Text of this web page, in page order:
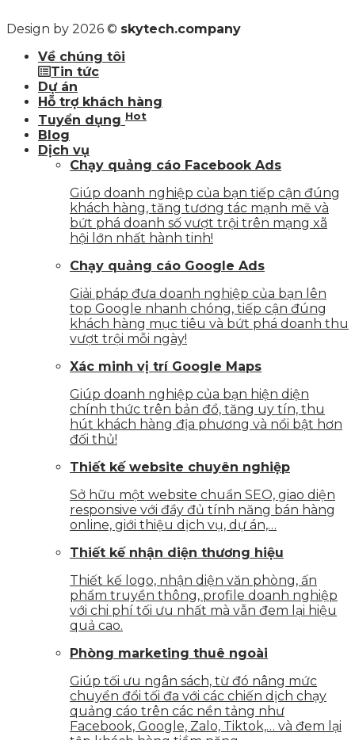
Design by 2026 © skytech.company
Về chúng tôi
Tin tức
Dự án
Hỗ trợ khách hàng
Tuyển dụng Hot
Blog
Dịch vụ
Chạy quảng cáo Facebook Ads
Giúp doanh nghiệp của bạn tiếp cận đúng
khách hàng, tăng tương tác mạnh mẽ và
bứt phá doanh số vượt trội trên mạng xã
hội lớn nhất hành tinh!
Chạy quảng cáo Google Ads
Giải pháp đưa doanh nghiệp của bạn lên
top Google nhanh chóng, tiếp cận đúng
khách hàng mục tiêu và bứt phá doanh thu
vượt trội mỗi ngày!
Xác minh vị trí Google Maps
Giúp doanh nghiệp của bạn hiện diện
chính thức trên bản đồ, tăng uy tín, thu
hút khách hàng địa phương và nổi bật hơn
đối thủ!
Thiết kế website chuyên nghiệp
Sở hữu một website chuẩn SEO, giao diện
responsive với đầy đủ tính năng bán hàng
online, giới thiệu dịch vụ, dự án,…
Thiết kế nhận diện thương hiệu
Thiết kế logo, nhận diện văn phòng, ấn
phẩm truyền thông, profile doanh nghiệp
với chi phí tối ưu nhất mà vẫn đem lại hiệu
quả cao.
Phòng marketing thuê ngoài
Giúp tối ưu ngân sách, từ đó nâng mức
chuyển đổi tối đa với các chiến dịch chạy
quảng cáo trên các nền tảng như
Facebook, Google, Zalo, Tiktok,… và đem lại